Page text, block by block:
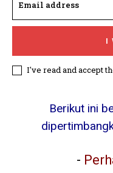
I
I've read and accept
Berikut ini
-